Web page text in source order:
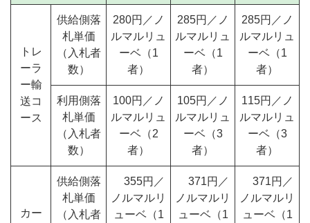
トレ
ーラ
ー輸
送コ
ース
供給側落
札単価
（入札者
数）
280円／ノ
ルマルリュ
ーベ（1
者）
285円／ノ
ルマルリュ
ーベ（1
者）
285円／ノ
ルマルリュ
ーベ（1
者）
利用側落
札単価
（入札者
数）
100円／ノ
ルマルリュ
ーベ（2
者）
105円／ノ
ルマルリュ
ーベ（3
者）
115円／ノ
ルマルリュ
ーベ（3
者）
カー
供給側落
札単価
（入札者
355円／
ノルマルリ
ューベ（1
371円／
ノルマルリ
ューベ（1
371円／
ノルマルリ
ューベ（1